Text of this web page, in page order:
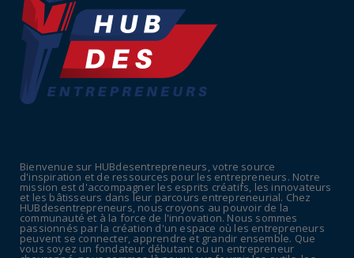
UNCATEGORIZED
Retraites : nouveau plaidoyer pour un coup
de frein sur les ...
July 09, 2026
July 08, 2026
POLITIQUE
Canicule : sept départements du Sud placés
en vigilance oran...
July 04, 2026
Bienvenue sur HUBdesentrepreneurs, votre source
d'inspiration et de ressources pour les entrepreneurs. Notre
mission est d'accompagner les esprits créatifs, les innovateurs
et les bâtisseurs dans leur parcours entrepreneurial. Chez
HUBdesentrepreneurs, nous croyons au pouvoir de la
communauté et à la force de l'innovation. Nous sommes
passionnés par la création d'un espace où les entrepreneurs
peuvent se connecter, apprendre et grandir ensemble. Que
vous soyez un fondateur débutant ou un entrepreneur